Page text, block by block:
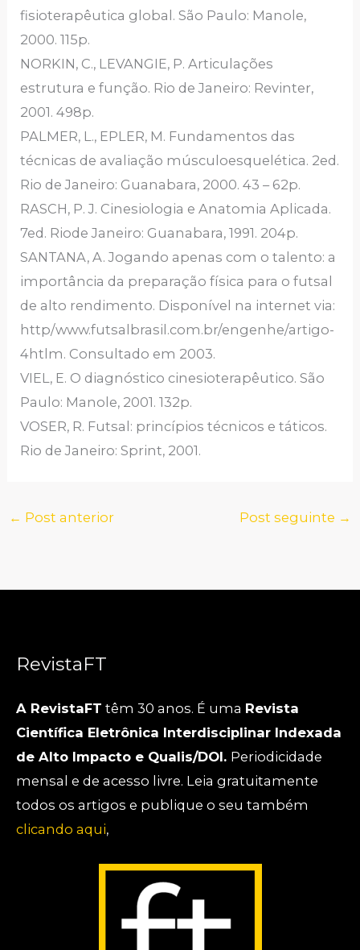
fisioterapêutica global. São Paulo: Manole,
2000. 115p.
NORKIN, C., LEVANGIE, P. Articulações
estrutura e função. Rio de Janeiro: Revinter,
2001. 498p.
PALMER, L., EPLER, M. Fundamentos das
técnicas de avaliação músculoesquelética. 2ed.
Rio de Janeiro: Guanabara, 2000. 43 – 62p.
RASCH, P. J. Cinesiologia e Anatomia Aplicada.
7ed. Riode Janeiro: Guanabara, 1991. 204p.
SANTANA, A. Jogando apenas com o talento: a
importância da preparação física para o futsal
de alto rendimento. Disponível na internet via:
http/www.futsalbrasil.com.br/engenhe/artigo-
4htlm. Consultado em 2003.
VIEL, E. O diagnóstico cinesioterapêutico. São
Paulo: Manole, 2001. 132p.
VOSER, R. Futsal: princípios técnicos e táticos.
Rio de Janeiro: Sprint, 2001.
← Post anterior Post seguinte →
RevistaFT
A RevistaFT têm 30 anos. É uma Revista
Científica Eletrônica Interdisciplinar Indexada
de Alto Impacto e Qualis/DOI. Periodicidade
mensal e de acesso livre. Leia gratuitamente
todos os artigos e publique o seu também
clicando aqui,